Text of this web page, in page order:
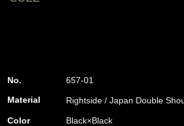
No.
657-01
Material
Rightside / Japan Double
Color
Black×Black